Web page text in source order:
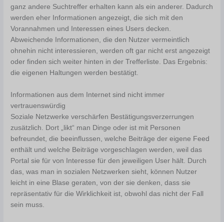
ganz andere Suchtreffer erhalten kann als ein anderer. Dadurch
werden eher Informationen angezeigt, die sich mit den
Vorannahmen und Interessen eines Users decken.
Abweichende Informationen, die den Nutzer vermeintlich
ohnehin nicht interessieren, werden oft gar nicht erst angezeigt
oder finden sich weiter hinten in der Trefferliste. Das Ergebnis:
die eigenen Haltungen werden bestätigt.
Informationen aus dem Internet sind nicht immer
vertrauenswürdig
Soziale Netzwerke verschärfen Bestätigungsverzerrungen
zusätzlich. Dort „likt“ man Dinge oder ist mit Personen
befreundet, die beeinflussen, welche Beiträge der eigene Feed
enthält und welche Beiträge vorgeschlagen werden, weil das
Portal sie für von Interesse für den jeweiligen User hält. Durch
das, was man in sozialen Netzwerken sieht, können Nutzer
leicht in eine Blase geraten, von der sie denken, dass sie
repräsentativ für die Wirklichkeit ist, obwohl das nicht der Fall
sein muss.